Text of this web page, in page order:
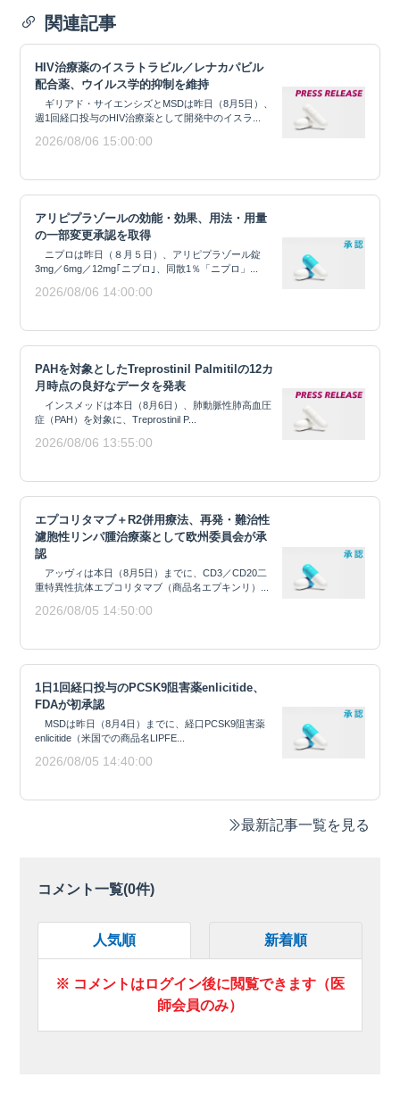
関連記事
HIV治療薬のイスラトラビル／レナカパビル
配合薬、ウイルス学的抑制を維持
ギリアド・サイエンシズとMSDは昨日（8月5日）、
週1回経口投与のHIV治療薬として開発中のイスラ...
2026/08/06 15:00:00
アリピプラゾールの効能・効果、用法・用量
の一部変更承認を取得
ニプロは昨日（８月５日）、アリピプラゾール錠
3mg／6mg／12mg｢ニプロ｣、同散1％「ニプロ」...
2026/08/06 14:00:00
PAHを対象としたTreprostinil Palmitilの12カ
月時点の良好なデータを発表
インスメッドは本日（8月6日）、肺動脈性肺高血圧
症（PAH）を対象に、Treprostinil P...
2026/08/06 13:55:00
エプコリタマブ＋R2併用療法、再発・難治性
濾胞性リンパ腫治療薬として欧州委員会が承
認
アッヴィは本日（8月5日）までに、CD3／CD20二
重特異性抗体エプコリタマブ（商品名エプキンリ）...
2026/08/05 14:50:00
1日1回経口投与のPCSK9阻害薬enlicitide、
FDAが初承認
MSDは昨日（8月4日）までに、経口PCSK9阻害薬
enlicitide（米国での商品名LIPFE...
2026/08/05 14:40:00
最新記事一覧を見る
コメント一覧(0件)
人気順 新着順
※ コメントはログイン後に閲覧できます（医
師会員のみ）